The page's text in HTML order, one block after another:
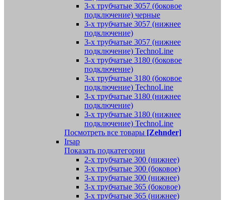
3-х трубчатые 3057 (боковое
подключение) черные
3-х трубчатые 3057 (нижнее
подключение)
3-х трубчатые 3057 (нижнее
подключение) TechnoLine
3-х трубчатые 3180 (боковое
подключение)
3-х трубчатые 3180 (боковое
подключение) TechnoLine
3-х трубчатые 3180 (нижнее
подключение)
3-х трубчатые 3180 (нижнее
подключение) TechnoLine
Посмотреть все товары [Zehnder]
Irsap
Показать подкатегории
2-х трубчатые 300 (нижнее)
3-х трубчатые 300 (боковое)
3-х трубчатые 300 (нижнее)
3-х трубчатые 365 (боковое)
3-х трубчатые 365 (нижнее)